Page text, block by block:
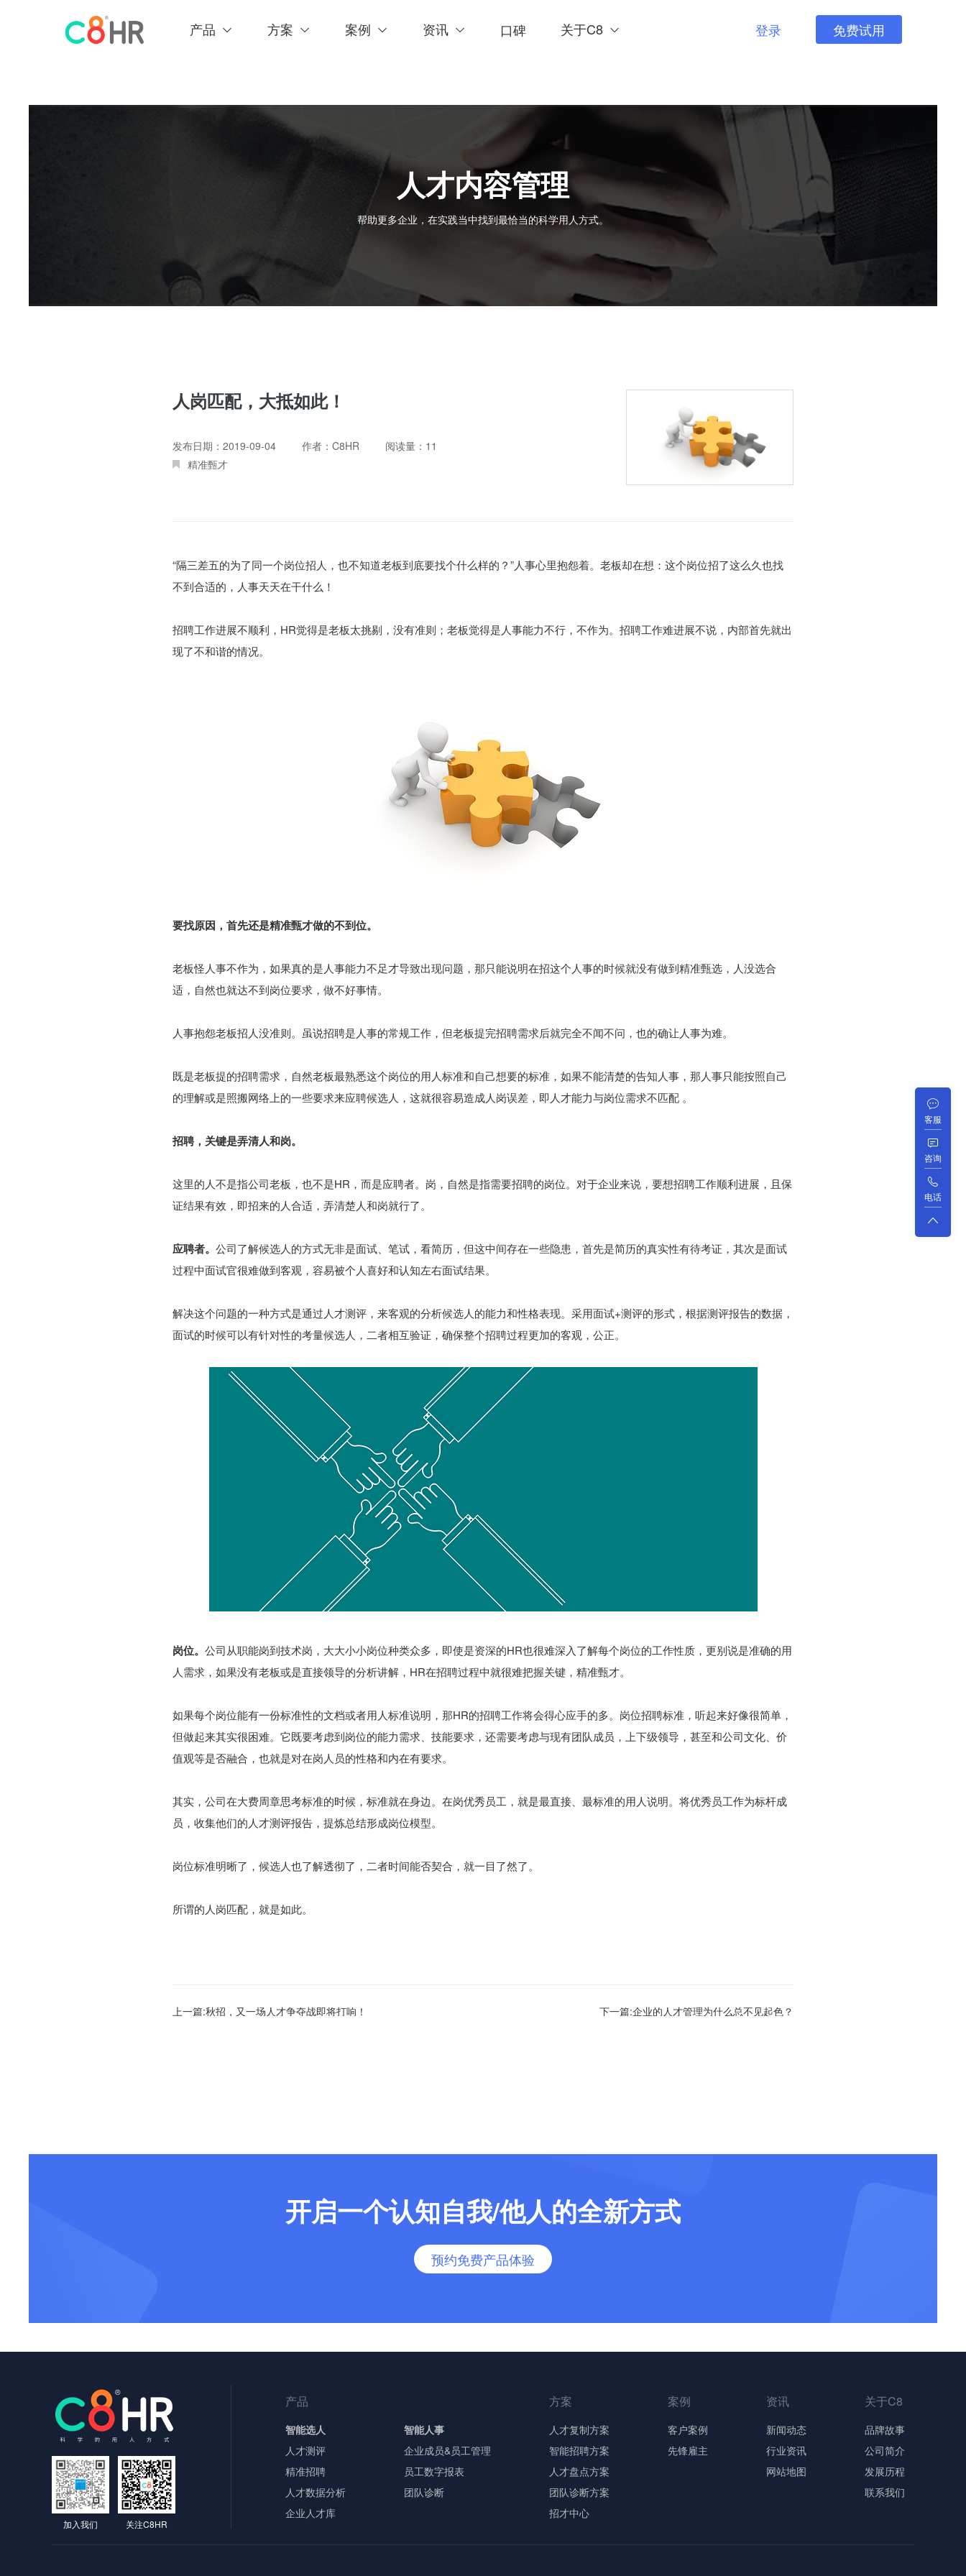
产品 方案 案例 资讯 口碑 关于C8 登录 免费试用
人才内容管理
帮助更多企业，在实践当中找到最恰当的科学用人方式。
人岗匹配，大抵如此！
发布日期：2019-09-04 作者：C8HR
阅读量：11
精准甄才
“隔三差五的为了同一个岗位招人，也不知道老板到底要找个什么样的？”人事心里抱怨着。老板却在想：这个岗位招了这么久也找
不到合适的，人事天天在干什么！
招聘工作进展不顺利，HR觉得是老板太挑剔，没有准则；老板觉得是人事能力不行，不作为。招聘工作难进展不说，内部首先就出
现了不和谐的情况。
要找原因，首先还是精准甄才做的不到位。
老板怪人事不作为，如果真的是人事能力不足才导致出现问题，那只能说明在招这个人事的时候就没有做到精准甄选，人没选合
适，自然也就达不到岗位要求，做不好事情。
人事抱怨老板招人没准则。虽说招聘是人事的常规工作，但老板提完招聘需求后就完全不闻不问，也的确让人事为难。
既是老板提的招聘需求，自然老板最熟悉这个岗位的用人标准和自己想要的标准，如果不能清楚的告知人事，那人事只能按照自己
的理解或是照搬网络上的一些要求来应聘候选人，这就很容易造成人岗误差，即人才能力与岗位需求不匹配 。
招聘，关键是弄清人和岗。
这里的人不是指公司老板，也不是HR，而是应聘者。岗，自然是指需要招聘的岗位。对于企业来说，要想招聘工作顺利进展，且保
证结果有效，即招来的人合适，弄清楚人和岗就行了。
应聘者。 公司了解候选人的方式无非是面试、笔试，看简历，但这中间存在一些隐患，首先是简历的真实性有待考证，其次是面试
过程中面试官很难做到客观，容易被个人喜好和认知左右面试结果。
解决这个问题的一种方式是通过人才测评，来客观的分析候选人的能力和性格表现。采用面试+测评的形式，根据测评报告的数据，
面试的时候可以有针对性的考量候选人，二者相互验证，确保整个招聘过程更加的客观，公正。
岗位。 公司从职能岗到技术岗，大大小小岗位种类众多，即使是资深的HR也很难深入了解每个岗位的工作性质，更别说是准确的用
人需求，如果没有老板或是直接领导的分析讲解，HR在招聘过程中就很难把握关键，精准甄才。
如果每个岗位能有一份标准性的文档或者用人标准说明，那HR的招聘工作将会得心应手的多。岗位招聘标准，听起来好像很简单，
但做起来其实很困难。它既要考虑到岗位的能力需求、技能要求，还需要考虑与现有团队成员，上下级领导，甚至和公司文化、价
值观等是否融合，也就是对在岗人员的性格和内在有要求。
其实，公司在大费周章思考标准的时候，标准就在身边。在岗优秀员工，就是最直接、最标准的用人说明。将优秀员工作为标杆成
员，收集他们的人才测评报告，提炼总结形成岗位模型。
岗位标准明晰了，候选人也了解透彻了，二者时间能否契合，就一目了然了。
所谓的人岗匹配，就是如此。
上一篇:秋招，又一场人才争夺战即将打响！ 下一篇:企业的人才管理为什么总不见起色？
开启一个认知自我/他人的全新方式
预约免费产品体验
客服
咨询
电话
加入我们 关注C8HR
产品
智能选人
人才测评
精准招聘
人才数据分析
企业人才库
智能人事
企业成员&员工管理
员工数字报表
团队诊断
方案
人才复制方案
智能招聘方案
人才盘点方案
团队诊断方案
招才中心
案例
客户案例
先锋雇主
资讯
新闻动态
行业资讯
网站地图
关于C8
品牌故事
公司简介
发展历程
联系我们